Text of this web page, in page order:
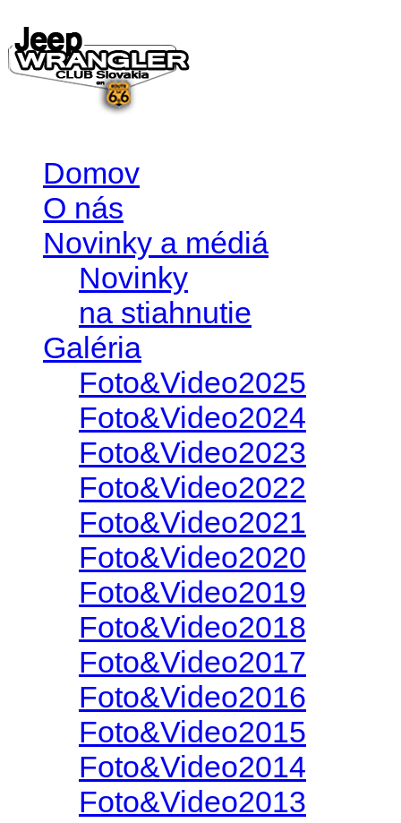
Domov
O nás
Novinky a médiá
Novinky
na stiahnutie
Galéria
Foto&Video2025
Foto&Video2024
Foto&Video2023
Foto&Video2022
Foto&Video2021
Foto&Video2020
Foto&Video2019
Foto&Video2018
Foto&Video2017
Foto&Video2016
Foto&Video2015
Foto&Video2014
Foto&Video2013